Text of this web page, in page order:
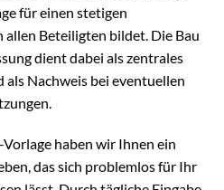
für einen stetigen
Beteiligten bildet. Die Bau
dient dabei als zentrales
Nachweis bei eventuellen
haben wir Ihnen ein
das sich problemlos für Ihr